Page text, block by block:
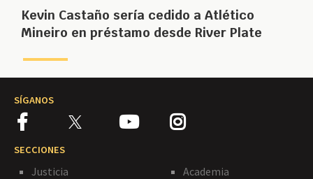
Kevin Castaño sería cedido a Atlético
Mineiro en préstamo desde River Plate
SÍGANOS
SECCIONES
Justicia
Academia